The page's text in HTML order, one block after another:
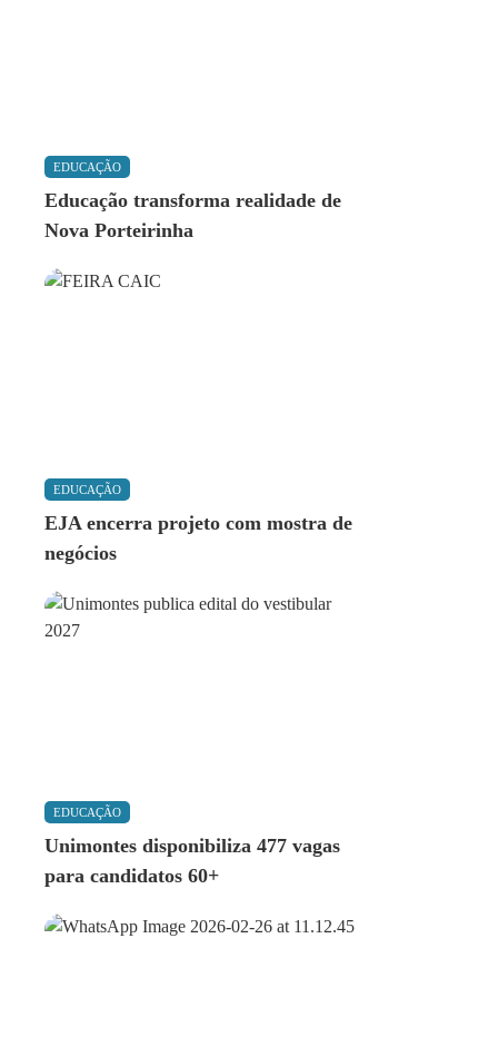
EDUCAÇÃO
Educação transforma realidade de
Nova Porteirinha
EDUCAÇÃO
EJA encerra projeto com mostra de
negócios
EDUCAÇÃO
Unimontes disponibiliza 477 vagas
para candidatos 60+